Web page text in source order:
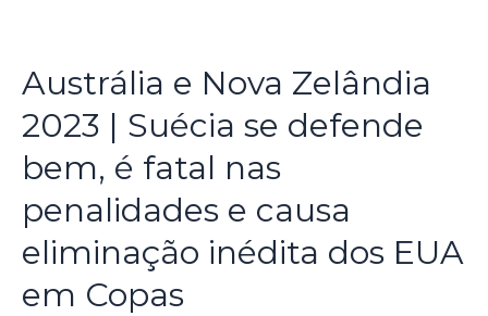
Austrália e Nova Zelândia
2023 | Suécia se defende
bem, é fatal nas
penalidades e causa
eliminação inédita dos EUA
em Copas